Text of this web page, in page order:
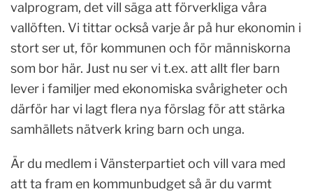
valprogram, det vill säga att förverkliga våra
vallöften. Vi tittar också varje år på hur ekonomin i
stort ser ut, för kommunen och för människorna
som bor här. Just nu ser vi t.ex. att allt fler barn
lever i familjer med ekonomiska svårigheter och
därför har vi lagt flera nya förslag för att stärka
samhällets nätverk kring barn och unga.
Är du medlem i Vänsterpartiet och vill vara med
att ta fram en kommunbudget så är du varmt